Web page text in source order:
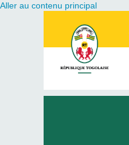
Aller au contenu principal